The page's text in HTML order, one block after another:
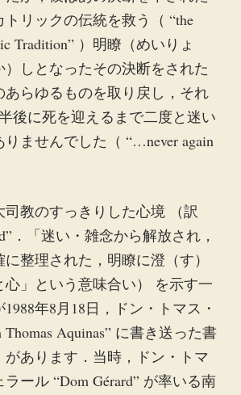
リックの伝統を救う（ “the
Tradition” ）明瞭（めいりょ
）しとなったその決断をされた
あらゆるものを取り戻し，それ
後に死を迎えるまで二度と迷い
ませんでした（ “…never again
司教のすっきりした心境 （訳
．「迷い・雑念から解放され，
整理された，明瞭に澄（す）
」という意味合い） を示す一
年8月18日，ドン・トマス・
Aquinas” に書き送った書
あります．当時，ドン・トマ
ール “Dom Gérard” が率いる南